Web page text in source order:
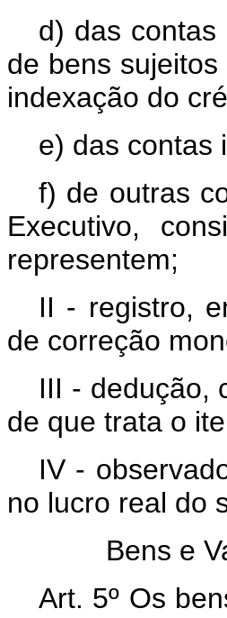
d) das contas
de bens
indexação do
e) das contas
f) de outras
Executivo,
representem;
II - registro,
de correção
III - dedução,
de que trata o
IV -
no lucro real do
Bens e
Art. 5º Os